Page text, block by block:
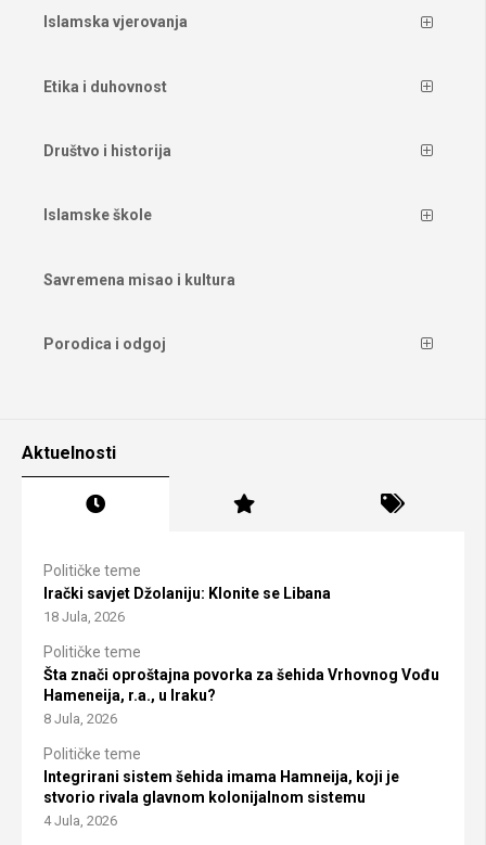
Islamska vjerovanja
Etika i duhovnost
Društvo i historija
Islamske škole
Savremena misao i kultura
Porodica i odgoj
Aktuelnosti
Političke teme
Irački savjet Džolaniju: Klonite se Libana
18 Jula, 2026
Političke teme
Šta znači oproštajna povorka za šehida Vrhovnog Vođu
Hameneija, r.a., u Iraku?
8 Jula, 2026
Političke teme
Integrirani sistem šehida imama Hamneija, koji je
stvorio rivala glavnom kolonijalnom sistemu
4 Jula, 2026